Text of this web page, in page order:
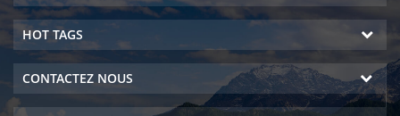
HOT TAGS
CONTACTEZ NOUS